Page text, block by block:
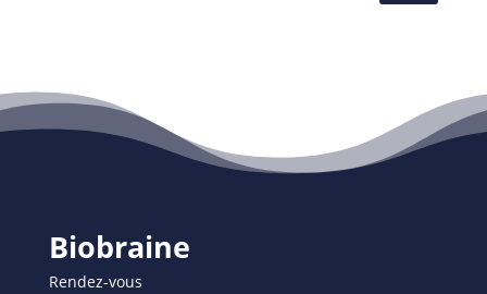
Biobraine
Rendez-vous